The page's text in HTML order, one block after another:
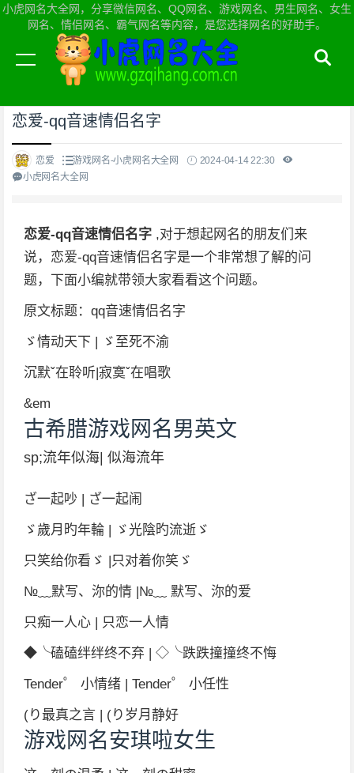
小虎网名大全网，分享微信网名、QQ网名、游戏网名、男生网名、女生
网名、情侣网名、霸气网名等内容，是您选择网名的好助手。
当前位置：小虎网名大全网首页>游戏网名
恋爱-qq音速情侣名字
恋爱 游戏网名-小虎网名大全网
2024-04-14 22:30
小虎网名大全网
恋爱-qq音速情侣名字 ,对于想起网名的朋友们来
说，恋爱-qq音速情侣名字是一个非常想了解的问
题，下面小编就带领大家看看这个问题。
原文标题：qq音速情侣名字
ゞ情动天下 | ゞ至死不渝
沉默ˇ在聆听|寂寞ˇ在唱歌
&em
古希腊游戏网名男英文
sp;流年似海| 似海流年
ざ一起吵 | ざ一起闹
ゞ歲月旳年輪 | ゞ光陰旳流逝ゞ
只笑给你看ゞ |只对着你笑ゞ
№﹏默写、沵的情 |№﹏ 默写、沵的爱
只痴一人心 | 只恋一人情
◆╰磕磕绊绊终不弃 | ◇╰跌跌撞撞终不悔
Tender゜ 小情绪 | Tender゜ 小任性
(り最真之言 | (り岁月静好
游戏网名安琪啦女生